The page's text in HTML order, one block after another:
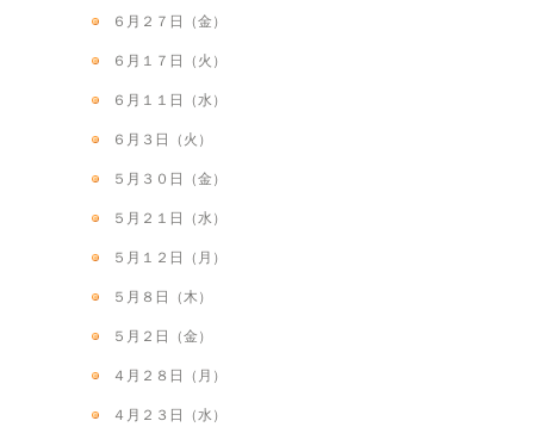
６月２７日（金）
６月１７日（火）
６月１１日（水）
６月３日（火）
５月３０日（金）
５月２１日（水）
５月１２日（月）
５月８日（木）
５月２日（金）
４月２８日（月）
４月２３日（水）